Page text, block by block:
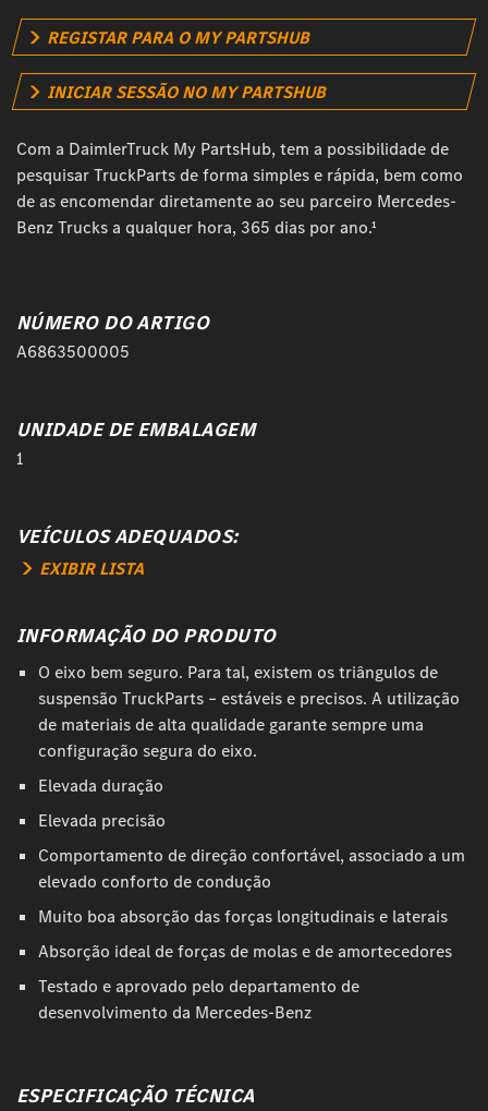
REGISTAR PARA O MY PARTSHUB
INICIAR SESSÃO NO MY PARTSHUB
Com a DaimlerTruck My PartsHub, tem a possibilidade de
pesquisar TruckParts de forma simples e rápida, bem como
de as encomendar diretamente ao seu parceiro Mercedes-
Benz Trucks a qualquer hora, 365 dias por ano.¹
NÚMERO DO ARTIGO
A6863500005
UNIDADE DE EMBALAGEM
1
VEÍCULOS ADEQUADOS:
EXIBIR LISTA
INFORMAÇÃO DO PRODUTO
O eixo bem seguro. Para tal, existem os triângulos de
suspensão TruckParts – estáveis e precisos. A utilização
de materiais de alta qualidade garante sempre uma
configuração segura do eixo.
Elevada duração
Elevada precisão
Comportamento de direção confortável, associado a um
elevado conforto de condução
Muito boa absorção das forças longitudinais e laterais
Absorção ideal de forças de molas e de amortecedores
Testado e aprovado pelo departamento de
desenvolvimento da Mercedes-Benz
ESPECIFICAÇÃO TÉCNICA